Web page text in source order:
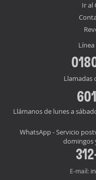
Ir al
Llamadas
Llámanos de lunes a
WhatsApp - Servicio
domingos
E-mail: